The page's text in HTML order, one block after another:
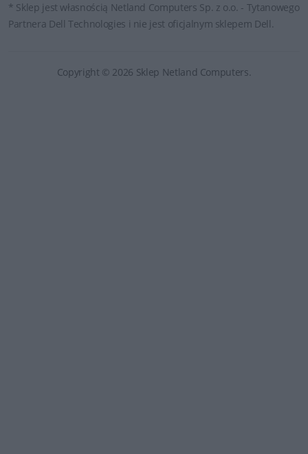
* Sklep jest własnością Netland Computers Sp. z o.o. - Tytanowego
Partnera Dell Technologies i nie jest oficjalnym sklepem Dell.
Copyright © 2026 Sklep Netland Computers.